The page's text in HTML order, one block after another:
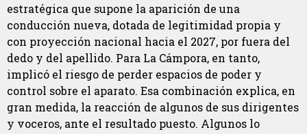
estratégica que supone la aparición de una
conducción nueva, dotada de legitimidad propia y
con proyección nacional hacia el 2027, por fuera del
dedo y del apellido. Para La Cámpora, en tanto,
implicó el riesgo de perder espacios de poder y
control sobre el aparato. Esa combinación explica, en
gran medida, la reacción de algunos de sus dirigentes
y voceros, ante el resultado puesto. Algunos lo